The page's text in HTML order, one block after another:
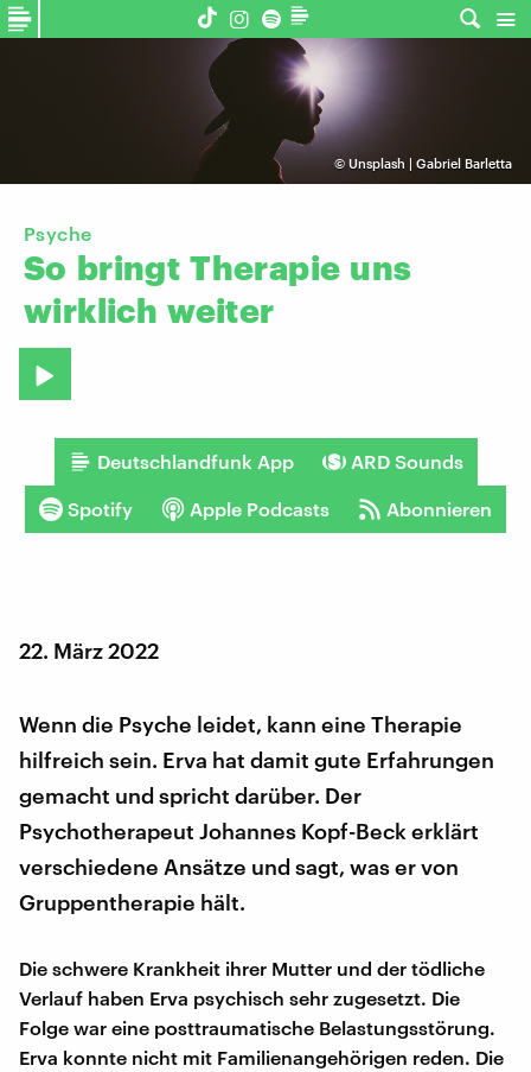
© Unsplash | Gabriel Barletta
Psyche
So bringt Therapie uns
wirklich weiter
Deutschlandfunk App ARD Sounds
Spotify Apple Podcasts Abonnieren
22. März 2022
Wenn die Psyche leidet, kann eine Therapie
hilfreich sein. Erva hat damit gute Erfahrungen
gemacht und spricht darüber. Der
Psychotherapeut Johannes Kopf-Beck erklärt
verschiedene Ansätze und sagt, was er von
Gruppentherapie hält.
Die schwere Krankheit ihrer Mutter und der tödliche
Verlauf haben Erva psychisch sehr zugesetzt. Die
Folge war eine posttraumatische Belastungsstörung.
Erva konnte nicht mit Familienangehörigen reden. Die